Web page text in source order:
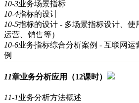
10-3业务场景指标
10-4指标的设计
10-5指标的设计 - 多场景指标设计、使
运营、销售等）
10-6业务指标综合分析案例 - 互联网运
例
11章业务分析应用（12课时）
11-1业务分析方法概述